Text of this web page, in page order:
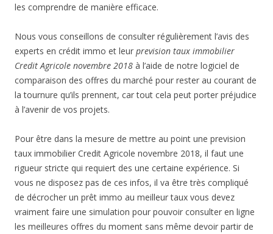
les comprendre de manière efficace.
Nous vous conseillons de consulter régulièrement l’avis des
experts en crédit immo et leur prevision taux immobilier
Credit Agricole novembre 2018 à l’aide de notre logiciel de
comparaison des offres du marché pour rester au courant de
la tournure qu’ils prennent, car tout cela peut porter préjudice
à l’avenir de vos projets.
Pour être dans la mesure de mettre au point une prevision
taux immobilier Credit Agricole novembre 2018, il faut une
rigueur stricte qui requiert des une certaine expérience. Si
vous ne disposez pas de ces infos, il va être très compliqué
de décrocher un prêt immo au meilleur taux vous devez
vraiment faire une simulation pour pouvoir consulter en ligne
les meilleures offres du moment sans même devoir partir de